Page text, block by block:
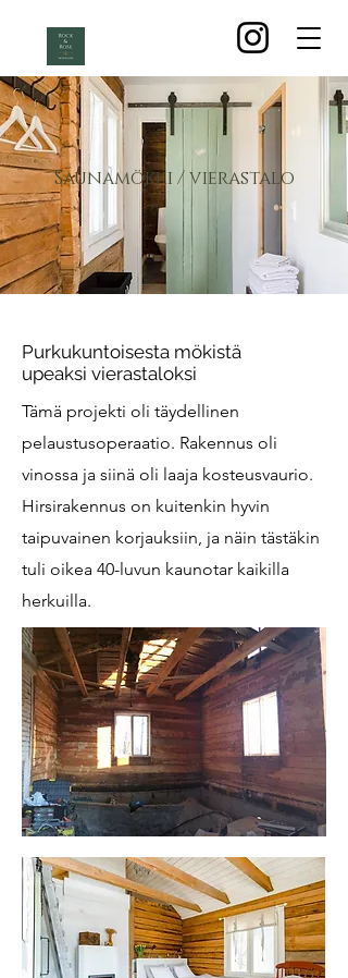
Saunamökki / vierastalo
Purkukuntoisesta mökistä
upeaksi vierastaloksi
Tämä projekti oli täydellinen
pelaustusoperaatio. Rakennus oli
vinossa ja siinä oli laaja kosteusvaurio.
Hirsirakennus on kuitenkin hyvin
taipuvainen korjauksiin, ja näin tästäkin
tuli oikea 40-luvun kaunotar kaikilla
herkuilla.